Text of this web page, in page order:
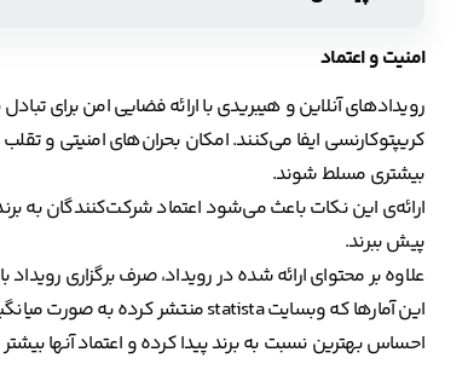
امنیت و اعتماد
رویدادهای آنلاین و هیبریدی با ارائه فضایی امن برای
کریپتوکارنسی ایفا می‌کنند. امکان بحران‌های امنیتی و تقلب
بیشتری مسلط شوند.
ارائه‌ی این نکات باعث می‌شود اعتماد شرکت‌کنندگان به
پیش ببرند.
علاوه بر محتوای ارائه شده در رویداد، صرف برگزاری
احساس بهترین نسبت به برند پیدا کرده و اعتماد آنها